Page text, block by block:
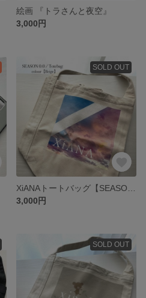
絵画 『トラさんと夜空』
3,000円
SOLD OUT
3,000円
SOLD OUT